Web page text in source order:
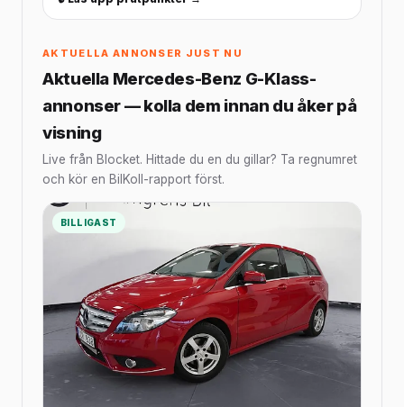
AKTUELLA ANNONSER JUST NU
Aktuella Mercedes-Benz G-Klass-
annonser — kolla dem innan du åker på
visning
Live från Blocket. Hittade du en du gillar? Ta regnumret
och kör en BilKoll-rapport först.
BILLIGAST